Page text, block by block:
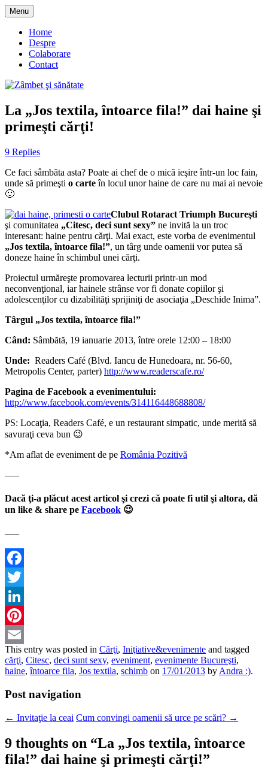
Skip
to
content
Zâmbet şi sănătate
Menu
Home
Despre
Colaborare
Contact
La „Jos textila, întoarce fila!” dai haine şi
primeşti cărţi!
9 Replies
Ce faci sâmbăta asta? Poate ai chef de o mică ieşire într-un loc fain,
unde să primeşti o carteîn locul unor haine de care nu mai ai nevoie
🙂
Clubul Rotaract Triumph Bucureşti
şi comunitatea „Citesc, deci sunt sexy” ne invită la un troc
interesant: haine pentru cărţi. Mai exact, este vorba de evenimentul
„Jos textila, întoarce fila!”, un târg unde oamenii vor putea să
doneze haine în schimbul unei cărţi.
Proiectul urmăreşte promovarea lecturii printr-un mod
neconvenţional, iar hainele strânse vor fi donate copiilor şi
adolescenţilor cu dizabilităţi sprijiniţi de asociaţia „Deschide Inima”.
Târgul „Jos textila, întoarce fila!”
Când: Sâmbătă, 19 ianuarie 2013, între orele 12:00 – 18:00
Unde: Readers Café (Blvd. Iancu de Hunedoara, nr. 56-60,
Metropolis Center, parter) http://www.readerscafe.ro/
Pagina de Facebook a evenimentului:
http://www.facebook.com/events/314116448688808/
PS: Locaţia, Readers Café, e un restaurant simpatic, unde merită să
savuraţi ceva bun 😉
*Am aflat de eveniment de pe România Pozitivă
—–
Dacă ţi-a plăcut acest articol şi crezi că poate fi util şi altora, dă
un like & share pe Facebook 😉
—–
Facebook
Twitter
LinkedIn
Pinterest
Email
This entry was posted in Cărţi, Iniţiative&evenimente and tagged
cărţi, Citesc, deci sunt sexy, eveniment, evenimente Bucureşti,
haine,întoarce fila, Jos textila, schimb on 17/01/2013 by Andra :).
Post navigation
← Invitaţie la ceai Cum convingi oamenii să urce pe scări? →
9 thoughts on “La „Jos textila, întoarce
fila!” dai haine şi primeşti cărţi!”